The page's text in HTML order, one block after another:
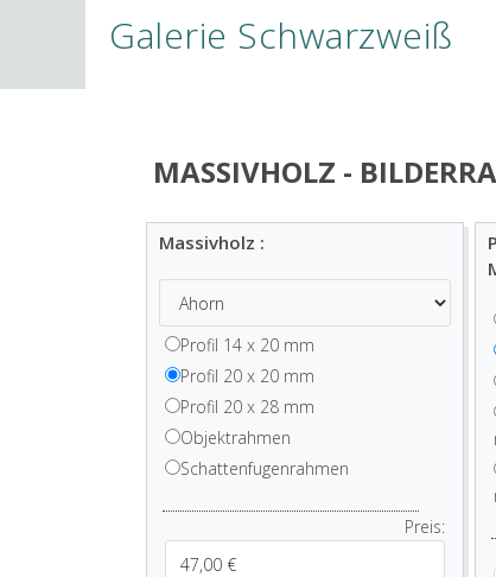
Galerie Schwarzweiß
MASSIVHOLZ -
Massivholz :
Profil 14 x 20 mm
Profil 20 x 20 mm
Profil 20 x 28 mm
Objektrahmen
Schattenfugenrahmen
Preis: